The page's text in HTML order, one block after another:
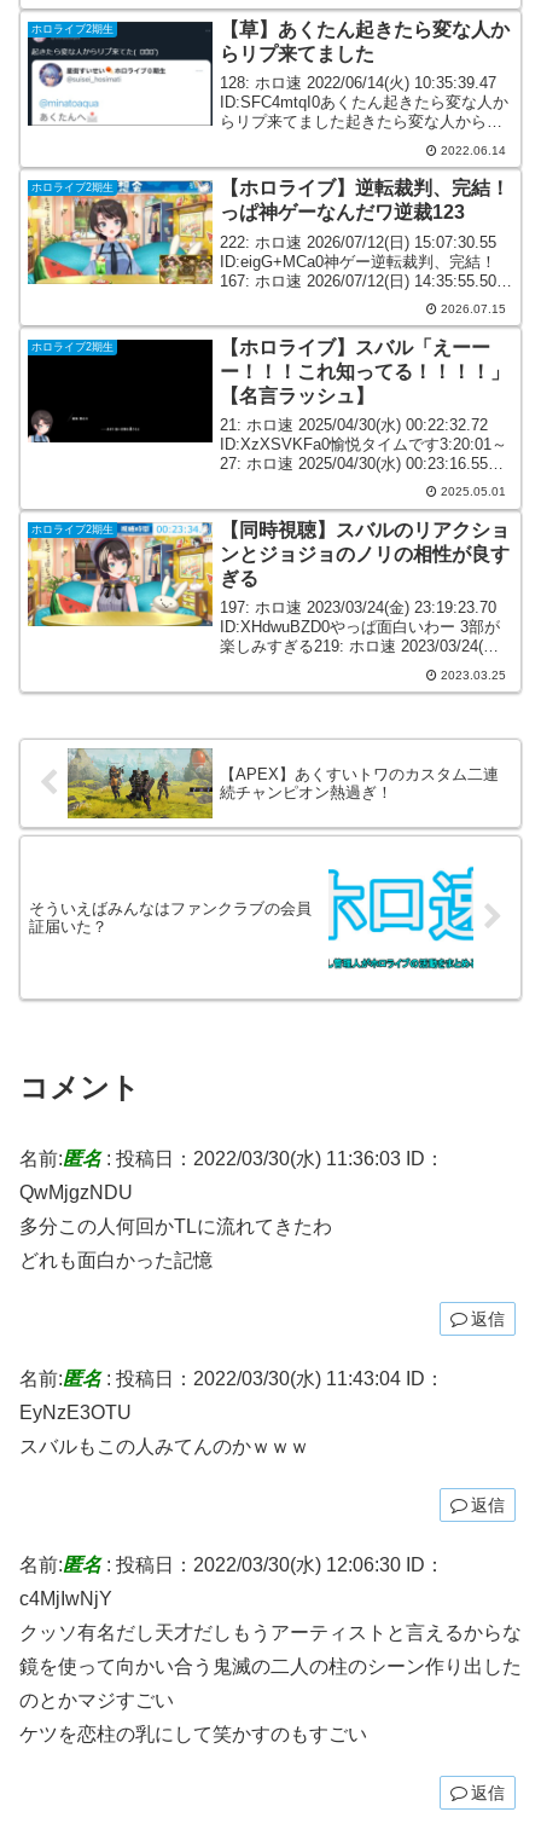
ホロライブ2期生
【草】あくたん起きたら変な人か
らリプ来てました
128: ホロ速 2022/06/14(火) 10:35:39.47
ID:SFC4mtqI0あくたん起きたら変な人か
らリプ来てました起きたら変な人からリ
pic.twitter.com/K4K7JLfZUc— 湊...
2022.06.14
ホロライブ2期生
【ホロライブ】逆転裁判、完結！
っぱ神ゲーなんだワ逆裁123
222: ホロ速 2026/07/12(日) 15:07:30.55
ID:eigG+MCa0神ゲー逆転裁判、完結！
167: ホロ速 2026/07/12(日) 14:35:55.50
ID:FQCDR07U0スバルこの先も逆転シリ
2026.07.15
ホロライブ2期生
【ホロライブ】スバル「えーー
ー！！！これ知ってる！！！！」
【名言ラッシュ】
21: ホロ速 2025/04/30(水) 00:22:32.72
ID:XzXSVKFa0愉悦タイムです3:20:01～
27: ホロ速 2025/04/30(水) 00:23:16.55
ID:G8msFTD30ここからミームしか言わ
2025.05.01
ホロライブ2期生
【同時視聴】スバルのリアクショ
ンとジョジョのノリの相性が良す
ぎる
197: ホロ速 2023/03/24(金) 23:19:23.70
ID:XHdwuBZD0やっぱ面白いわー 3部が
楽しみすぎる219: ホロ速 2023/03/24(金)
23:20:55.01 ID:2lNCQuYs0みんな3部1話
2023.03.25
【APEX】あくすいトワのカスタム二連
続チャンピオン熱過ぎ！
そういえばみんなはファンクラブの会員
証届いた？
コメント
名前:匿名: 投稿日：2022/03/30(水) 11:36:03 ID：
QwMjgzNDU
多分この人何回かTLに流れてきたわ
どれも面白かった記憶
返信
名前:匿名: 投稿日：2022/03/30(水) 11:43:04 ID：
EyNzE3OTU
スバルもこの人みてんのかｗｗｗ
返信
名前:匿名: 投稿日：2022/03/30(水) 12:06:30 ID：
c4MjIwNjY
クッソ有名だし天才だしもうアーティストと言えるからな
鏡を使って向かい合う鬼滅の二人の柱のシーン作り出した
のとかマジすごい
ケツを恋柱の乳にして笑かすのもすごい
返信